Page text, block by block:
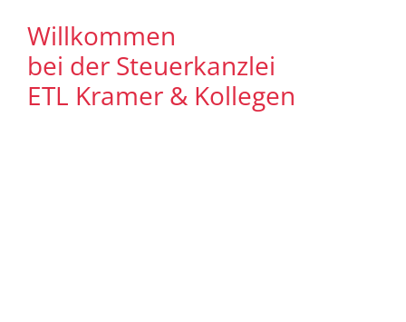
Willkommen
bei der Steuerkanzlei
ETL Kramer & Kollegen